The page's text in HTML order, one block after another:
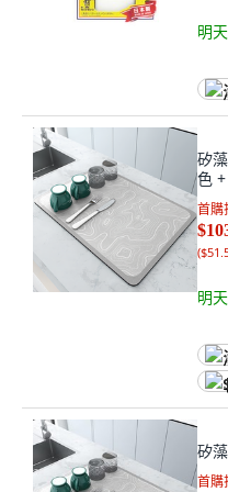
明
矽
色
首購
(
明
矽
首購